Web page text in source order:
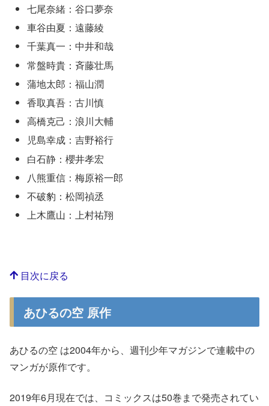
七尾奈緒：谷口夢奈
車谷由夏：遠藤綾
千葉真一：中井和哉
常盤時貴：斉藤壮馬
蒲地太郎：福山潤
香取真吾：古川慎
高橋克己：浪川大輔
児島幸成：吉野裕行
白石静：櫻井孝宏
八熊重信：梅原裕一郎
不破豹：松岡禎丞
上木鷹山：上村祐翔
目次に戻る
あひるの空 原作
あひるの空 は2004年から、週刊少年マガジンで連載中の
マンガが原作です。
2019年6月現在では、コミックスは50巻まで発売されてい